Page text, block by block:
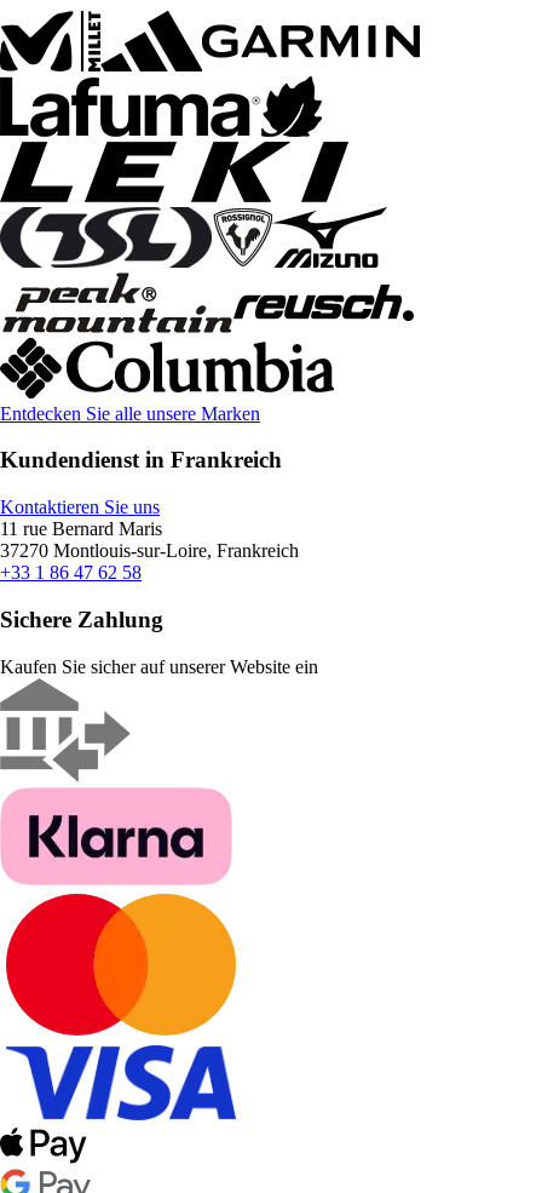
Entdecken Sie alle unsere Marken
Kundendienst in Frankreich
Kontaktieren Sie uns
11 rue Bernard Maris
37270 Montlouis-sur-Loire, Frankreich
+33 1 86 47 62 58
Sichere Zahlung
Kaufen Sie sicher auf unserer Website ein